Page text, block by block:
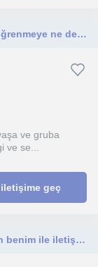
Programcılık hakkında A'dan Z'ye herşeyi öğrenmeye ne dersiniz?
ve gruba
ve se...
geç
Kod yazmak ve programlama öğrenmek için benim ile iletişime geçebilirsiniz